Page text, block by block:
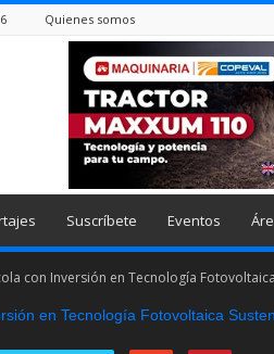
Quienes somos
Suscríbete Eventos
con Inversión en Tecnología